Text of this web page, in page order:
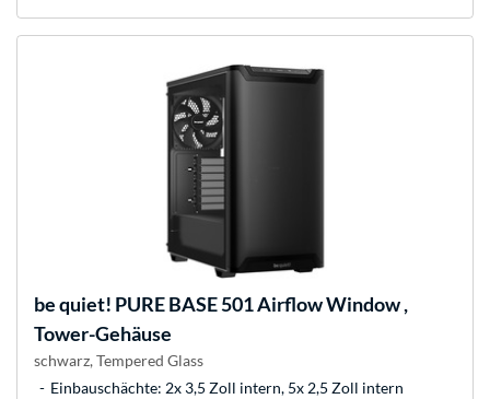
be quiet! PURE BASE 501 Airflow Window ,
Tower-Gehäuse
schwarz, Tempered Glass
Einbauschächte: 2x 3,5 Zoll intern, 5x 2,5 Zoll intern